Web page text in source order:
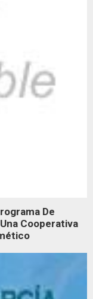
De
Cooperativa